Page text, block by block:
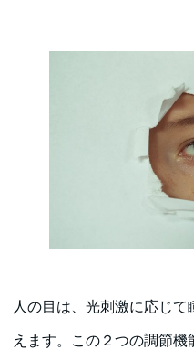
人の目は、光刺激に応じ
えます。この２つの調節